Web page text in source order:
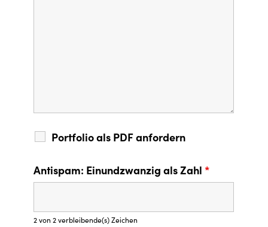
Portfolio als PDF anfordern
Antispam: Einundzwanzig als Zahl *
2 von 2 verbleibende(s) Zeichen